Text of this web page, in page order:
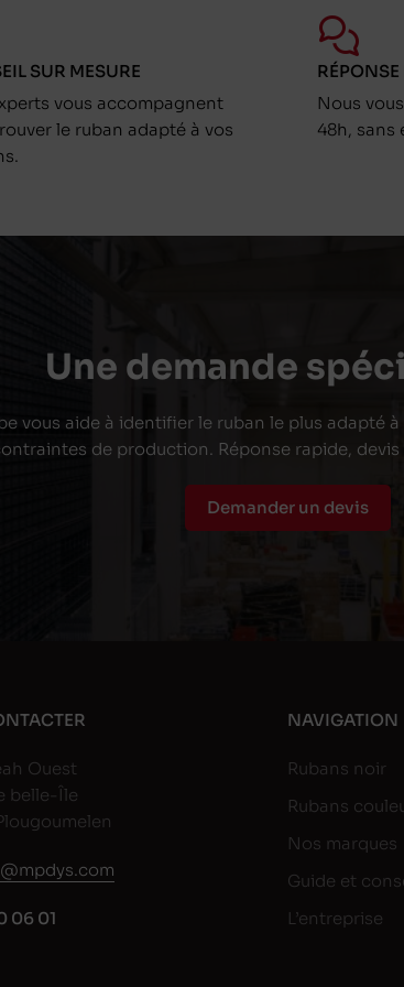
SUR MESURE
vous accompagnent
le ruban adapté à vos
Nous
48h, sans
Une demande
vous aide à identifier le ruban le plus adapté
de production. Réponse rapide,
Demander un devis
Ouest
belle-Île
06 01
NAVIGATION
Rubans noir
Rubans
Nos marques
Guide et
L’entreprise